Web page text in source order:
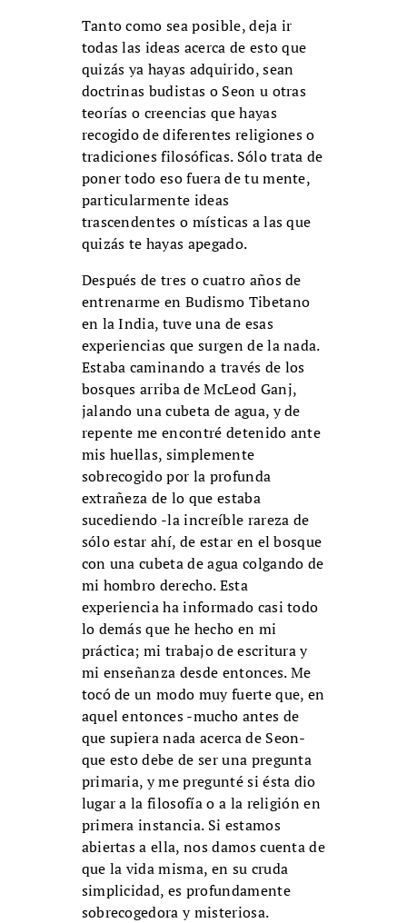
Tanto como sea posible, deja ir
todas las ideas acerca de esto que
quizás ya hayas adquirido, sean
doctrinas budistas o Seon u otras
teorías o creencias que hayas
recogido de diferentes religiones o
tradiciones filosóficas. Sólo trata de
poner todo eso fuera de tu mente,
particularmente ideas
trascendentes o místicas a las que
quizás te hayas apegado.
Después de tres o cuatro años de
entrenarme en Budismo Tibetano
en la India, tuve una de esas
experiencias que surgen de la nada.
Estaba caminando a través de los
bosques arriba de McLeod Ganj,
jalando una cubeta de agua, y de
repente me encontré detenido ante
mis huellas, simplemente
sobrecogido por la profunda
extrañeza de lo que estaba
sucediendo -la increíble rareza de
sólo estar ahí, de estar en el bosque
con una cubeta de agua colgando de
mi hombro derecho. Esta
experiencia ha informado casi todo
lo demás que he hecho en mi
práctica; mi trabajo de escritura y
mi enseñanza desde entonces. Me
tocó de un modo muy fuerte que, en
aquel entonces -mucho antes de
que supiera nada acerca de Seon-
que esto debe de ser una pregunta
primaria, y me pregunté si ésta dio
lugar a la filosofía o a la religión en
primera instancia. Si estamos
abiertas a ella, nos damos cuenta de
que la vida misma, en su cruda
simplicidad, es profundamente
sobrecogedora y misteriosa.